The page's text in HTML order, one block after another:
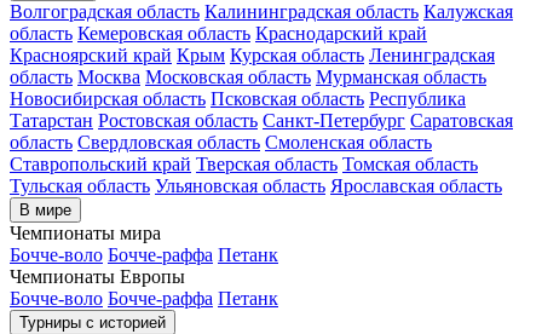
Волгоградская область Калининградская область Калужская
область Кемеровская область Краснодарский край
Красноярский край Крым Курская область Ленинградская
область Москва Московская область Мурманская область
Новосибирская область Псковская область Республика
Татарстан Ростовская область Санкт-Петербург Саратовская
область Свердловская область Смоленская область
Ставропольский край Тверская область Томская область
Тульская область Ульяновская область Ярославская область
В мире
Чемпионаты мира
Бочче-воло Бочче-раффа Петанк
Чемпионаты Европы
Бочче-воло Бочче-раффа Петанк
Турниры с историей